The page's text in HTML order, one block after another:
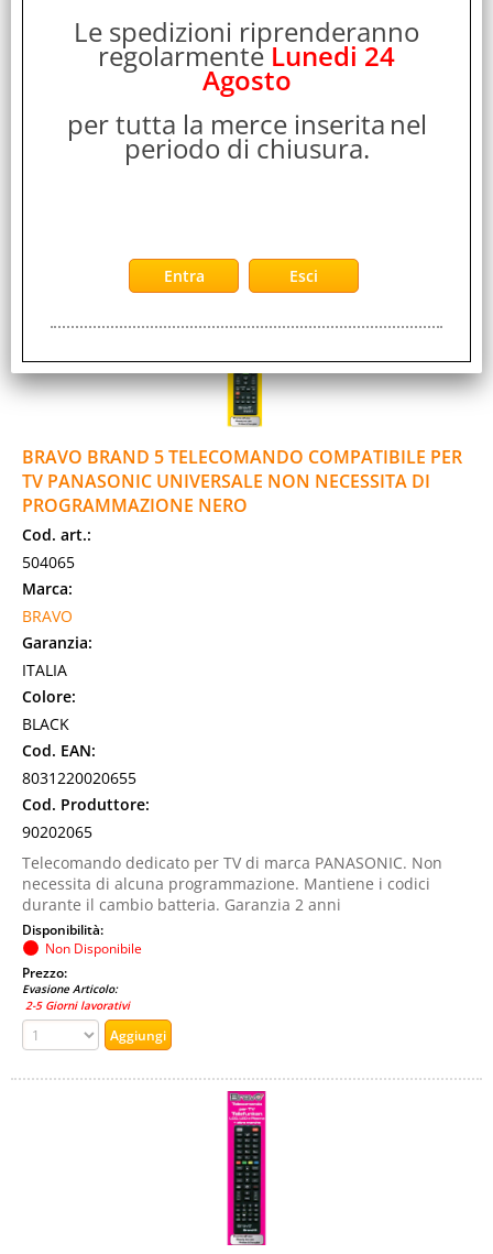
90202064
Telecomando dedicato per TV di marca PHILIPS. Non
necessita di alcuna programmazione. Mantiene i codici
durante il cambio batteria. Garanzia 2 anni.
Disponibilità:
Non Disponibile
BRAVO BRAND 5 TELECOMANDO COMPATIBILE PER
TV PANASONIC UNIVERSALE NON NECESSITA DI
PROGRAMMAZIONE NERO
Cod. art.:
504065
Marca:
BRAVO
Garanzia:
ITALIA
Colore:
BLACK
Cod. EAN:
8031220020655
Cod. Produttore:
90202065
Telecomando dedicato per TV di marca PANASONIC. Non
necessita di alcuna programmazione. Mantiene i codici
durante il cambio batteria. Garanzia 2 anni
Disponibilità:
Non Disponibile
Prezzo:
Evasione Articolo:
2-5 Giorni lavorativi
Le spedizioni riprenderanno
regolarmente Lunedi 24
Agosto
per tutta la merce inserita nel
periodo di chiusura.